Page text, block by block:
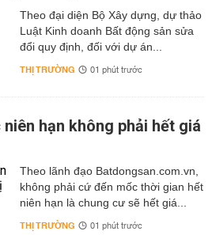
Theo đại diện Bộ Xây dựng, dự thảo
Luật Kinh doanh Bất động sản sửa
đổi quy định, đối với dự án...
THỊ TRƯỜNG 01 phút trước
hạn không phải hết giá
Theo lãnh đạo Batdongsan.com.vn,
không phải cứ đến mốc thời gian hết
niên hạn là chung cư sẽ hết giá...
THỊ TRƯỜNG 01 phút trước